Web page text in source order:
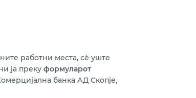
работни места, сѐ уште
ја преку формуларот
банка АД Скопје,